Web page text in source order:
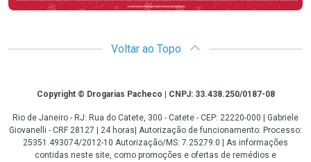
Voltar ao Topo
CopyrightCopyright © Drogarias Pacheco | CNPJ: 33.438.250/0187-08
Rio de Janeiro - RJ: Rua do Catete, 300 - Catete - CEP: 22220-000 | Gabriele
Giovanelli - CRF 28127 | 24 horas| Autorização de funcionamento: Processo:
25351.493074/2012-10 Autorização/MS: 7.25279.0 | As informações
contidas neste site, como promoções e ofertas de remédios e